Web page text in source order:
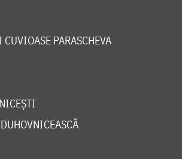
PARASCHEVA